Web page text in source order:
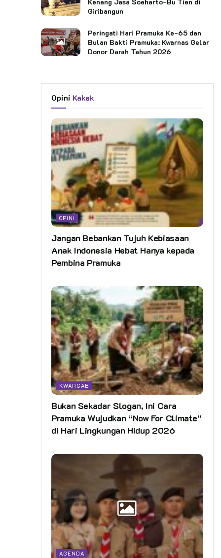
Giribangun
Peringati Hari Pramuka Ke-65 dan
Bulan Bakti Pramuka: Kwarnas Gelar
Donor Darah Tahun 2026
Opini Kakak
OPINI
Jangan Bebankan Tujuh Kebiasaan
Anak Indonesia Hebat Hanya kepada
Pembina Pramuka
KWARCAB
Bukan Sekadar Slogan, Ini Cara
Pramuka Wujudkan “Now For Climate”
di Hari Lingkungan Hidup 2026
AGENDA